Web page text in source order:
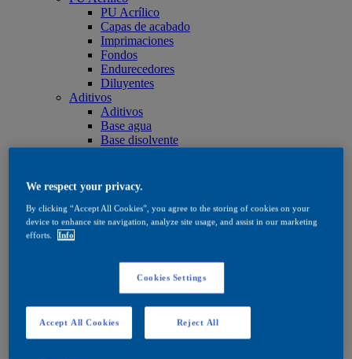
PU Acrílico
Capas de acabado
Imprimaciones
Fondos
Endurecedores
Diluyentes
Aditivos
Aditivos
Base agua
Base disolvente
Aceites y ceras
Cuidado
Cuidado
Base agua
Productos de tinte
Productos de tinte
Base agua
Base disolvente
Quick Search
Quick Search
We respect your privacy.
By clicking “Accept All Cookies”, you agree to the storing of cookies on your
device to enhance site navigation, analyze site usage, and assist in our marketing
efforts.
Info
Cookies Settings
Reject All
Accept All Cookies